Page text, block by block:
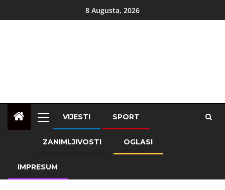
8 Augusta, 2026
VIJESTI SPORT
ZANIMLJIVOSTI OGLASI
IMPRESUM